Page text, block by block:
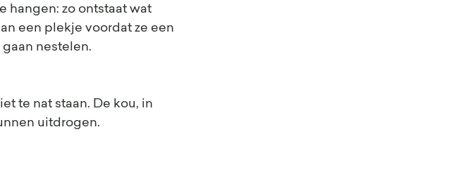
hangen: zo ontstaat wat
een plekje voordat ze een
nestelen.
te nat staan. De kou, in
uitdrogen.